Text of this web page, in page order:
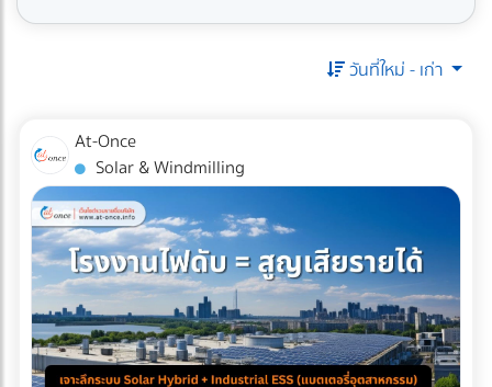
วันที่ใหม่ - เก่า
At-Once
Solar & Windmilling